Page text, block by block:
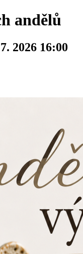
andělů
2026 16:00